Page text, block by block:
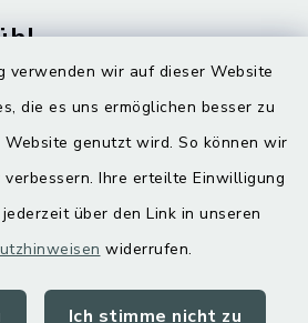
verwenden wir auf dieser Website
die es uns ermöglichen besser zu
genutzt wird. So können wir
Ihre erteilte Einwilligung
über den Link in unseren
widerrufen.
Ich stimme nicht zu